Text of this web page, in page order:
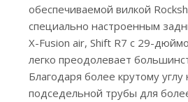
обеспечиваемой вилкой
специально настроенным
X-Fusion air, Shift R7 с 29-
легко преодолевает
Благодаря более крутому углу
подседельной трубы для